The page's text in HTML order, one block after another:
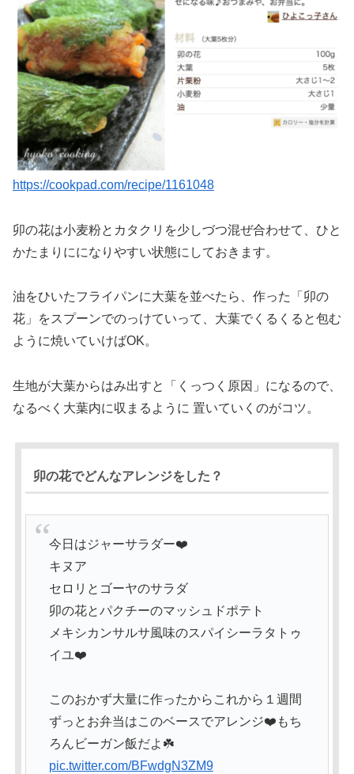
https://cookpad.com/recipe/1161048
卯の花は小麦粉とカタクリを少しづつ混ぜ合わせて、ひと
かたまりにになりやすい状態にしておきます。
油をひいたフライパンに大葉を並べたら、作った「卯の
花」をスプーンでのっけていって、大葉でくるくると包む
ように焼いていけばOK。
生地が大葉からはみ出すと「くっつく原因」になるので、
なるべく大葉内に収まるように 置いていくのがコツ。
卯の花でどんなアレンジをした？
今日はジャーサラダー❤️
キヌア
セロリとゴーヤのサラダ
卯の花とパクチーのマッシュドポテト
メキシカンサルサ風味のスパイシーラタトゥ
イユ❤️
このおかず大量に作ったからこれから１週間
ずっとお弁当はこのベースでアレンジ❤️もち
ろんビーガン飯だよ☘️
pic.twitter.com/BFwdgN3ZM9